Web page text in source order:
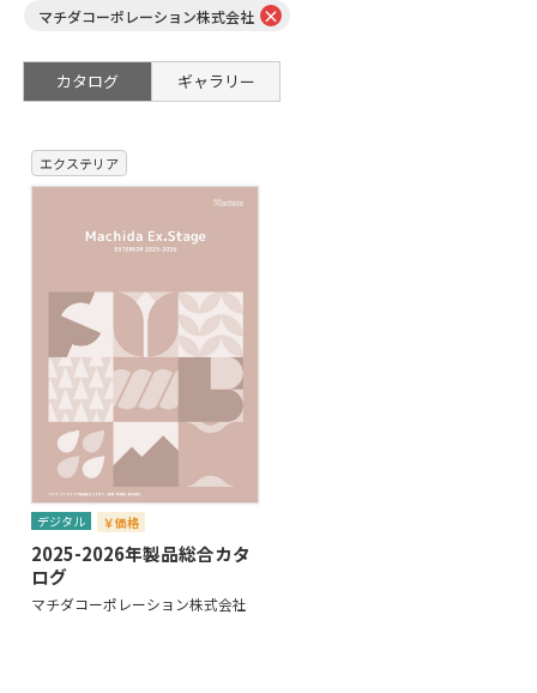
マチダコーポレーション株式会社 ×
カタログ ギャラリー
エクステリア
デジタル ￥価格
2025-2026年製品総合カタ
ログ
マチダコーポレーション株式会社